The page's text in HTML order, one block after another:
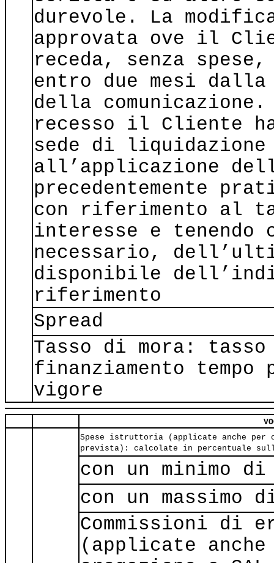
durevole. La
approvata ove il
receda, senza
entro due mesi
della
recesso il Cliente
sede di
all’applicazione
precedentemente
con riferimento al
interesse e tenendo
necessario,
disponibile
riferimento
Spread
Tasso di mora:
finanziamento tempo
vigore
Spese istruttoria (applicate anche per
prevista): calcolate in percentuale
con un minimo di
con un massimo
Commissioni di
(applicate